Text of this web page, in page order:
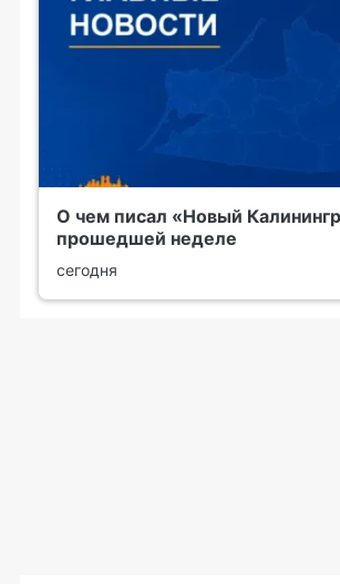
О чем писал «Новый
прошедшей неделе
сегодня